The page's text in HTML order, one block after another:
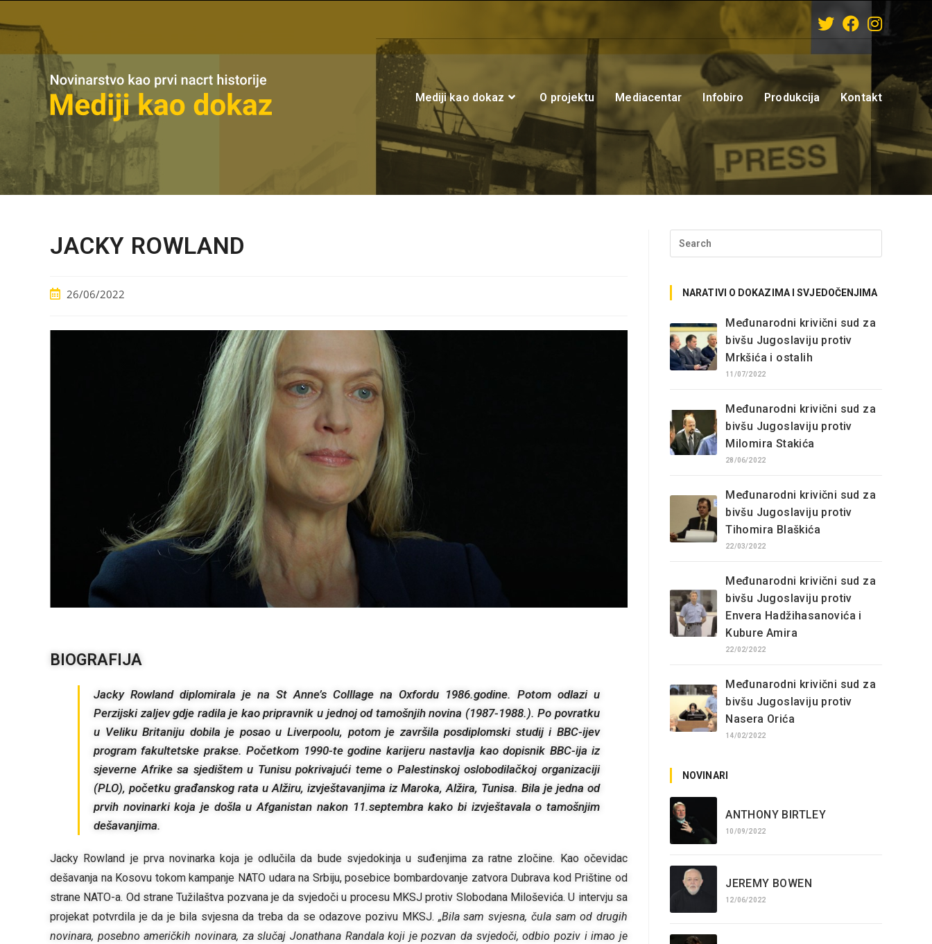
Mediji kao dokaz O projektu Mediacentar Infobiro Produkcija Kontakt
JACKY ROWLAND
26/06/2022
BIOGRAFIJA
Jacky Rowland diplomirala je na St Anne’s Colllage na Oxfordu 1986.godine. Potom odlazi u
Perzijski zaljev gdje radila je kao pripravnik u jednoj od tamošnjih novina (1987-1988.). Po povratku
u Veliku Britaniju dobila je posao u Liverpoolu, potom je završila posdiplomski studij i BBC-ijev
program fakultetske prakse. Početkom 1990-te godine karijeru nastavlja kao dopisnik BBC-ija iz
sjeverne Afrike sa sjedištem u Tunisu pokrivajući teme o Palestinskoj oslobodilačkoj organizaciji
(PLO), početku građanskog rata u Alžiru, izvještavanjima iz Maroka, Alžira, Tunisa. Bila je jedna od
prvih novinarki koja je došla u Afganistan nakon 11.septembra kako bi izvještavala o tamošnjim
dešavanjima.
Jacky Rowland je prva novinarka koja je odlučila da bude svjedokinja u suđenjima za ratne zločine. Kao očevidac
dešavanja na Kosovu tokom kampanje NATO udara na Srbiju, posebice bombardovanje zatvora Dubrava kod Prištine od
strane NATO-a. Od strane Tužilaštva pozvana je da svjedoči u procesu MKSJ protiv Slobodana Miloševića. U intervju sa
projekat potvrdila je da je bila svjesna da treba da se odazove pozivu MKSJ. „Bila sam svjesna, čula sam od drugih
novinara, posebno američkih novinara, za slučaj Jonathana Randala koji je pozvan da svjedoči, odbio poziv i imao je
NARATIVI O DOKAZIMA I SVJEDOČENJIMA
Međunarodni krivični sud za
bivšu Jugoslaviju protiv
Mrkšića i ostalih
11/07/2022
Međunarodni krivični sud za
bivšu Jugoslaviju protiv
Milomira Stakića
28/06/2022
Međunarodni krivični sud za
bivšu Jugoslaviju protiv
Tihomira Blaškića
22/03/2022
Međunarodni krivični sud za
bivšu Jugoslaviju protiv
Envera Hadžihasanovića i
Kubure Amira
22/02/2022
Međunarodni krivični sud za
bivšu Jugoslaviju protiv
Nasera Orića
14/02/2022
NOVINARI
ANTHONY BIRTLEY
10/09/2022
JEREMY BOWEN
12/06/2022